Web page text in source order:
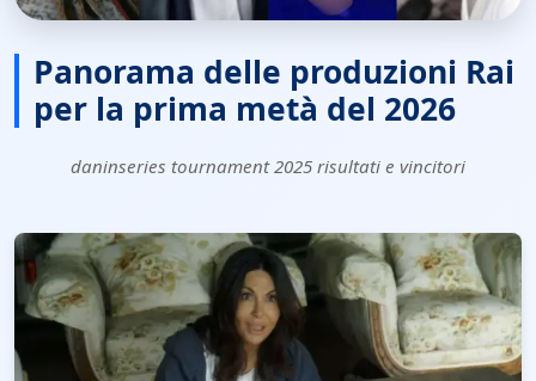
Panorama delle produzioni Rai
per la prima metà del 2026
daninseries tournament 2025 risultati e vincitori